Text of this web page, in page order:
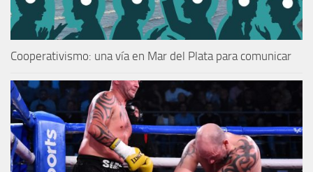
Cooperativismo: una vía en Mar del Plata para comunicar